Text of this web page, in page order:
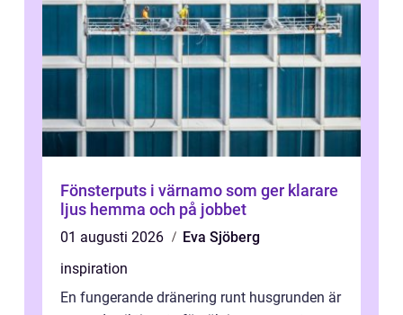
Fönsterputs i värnamo som ger klarare
ljus hemma och på jobbet
01 augusti 2026
Eva Sjöberg
inspiration
En fungerande dränering runt husgrunden är